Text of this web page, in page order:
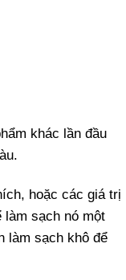
khác lần đầu
hoặc các giá trị
sạch nó một
làm sạch khô để